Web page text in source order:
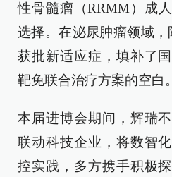
性骨髓瘤（RRMM）成
选择。在泌尿肿瘤领域，
获批新适应症，填补了
靶免联合治疗方案的空白。
本届进博会期间，辉瑞
联动科技企业，将数智
控实践，多方携手积极